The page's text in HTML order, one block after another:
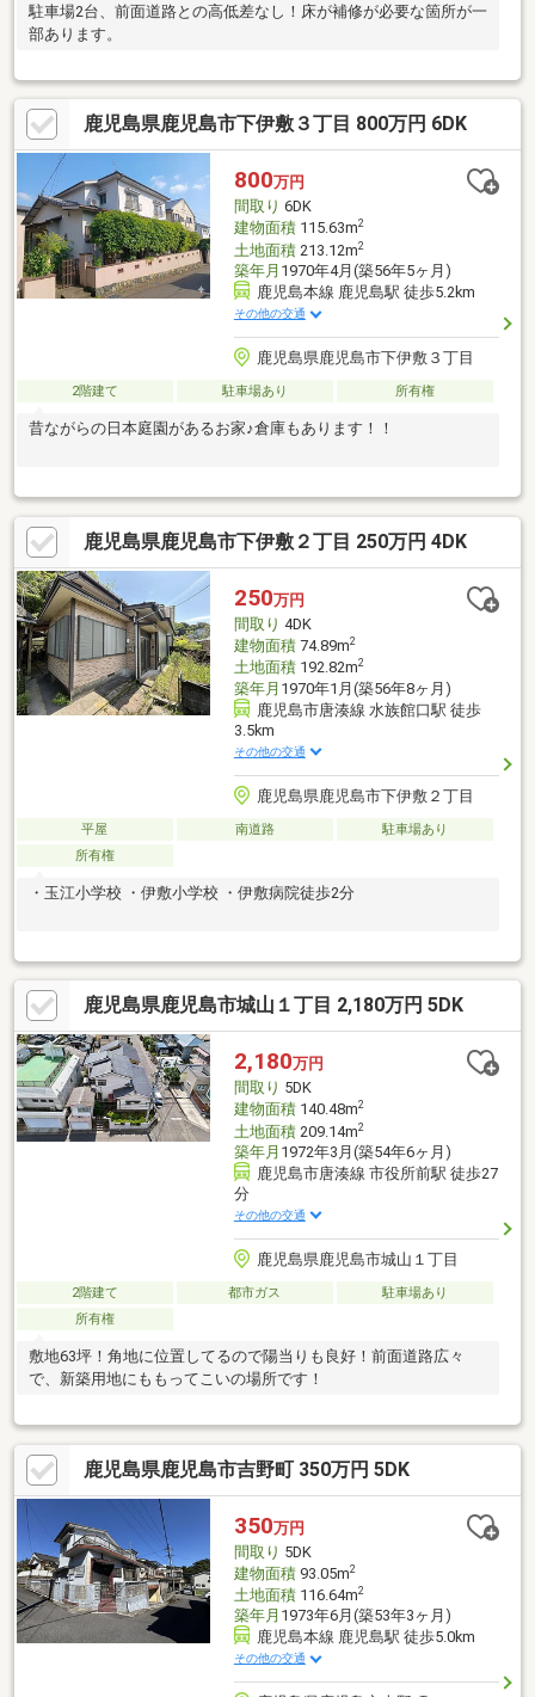
駐車場2台、前面道路との高低差なし！床が補修が必要な箇所が一
部あります。
鹿児島県鹿児島市下伊敷３丁目 800万円 6DK
800万円
間取り 6DK
建物面積115.63m2
土地面積213.12m2
築年月 1970年4月(築56年5ヶ月)
鹿児島本線 鹿児島駅 徒歩5.2km
その他の交通
鹿児島県鹿児島市下伊敷３丁目
2階建て 駐車場あり 所有権
昔ながらの日本庭園があるお家♪倉庫もあります！！
鹿児島県鹿児島市下伊敷２丁目 250万円 4DK
250万円
間取り 4DK
建物面積74.89m2
土地面積192.82m2
築年月 1970年1月(築56年8ヶ月)
鹿児島市唐湊線 水族館口駅 徒歩
3.5km
その他の交通
鹿児島県鹿児島市下伊敷２丁目
平屋 南道路
駐車場あり
所有権
・玉江小学校 ・伊敷小学校 ・伊敷病院徒歩2分
鹿児島県鹿児島市城山１丁目 2,180万円 5DK
2,180万円
間取り 5DK
建物面積140.48m2
土地面積209.14m2
築年月 1972年3月(築54年6ヶ月)
鹿児島市唐湊線 市役所前駅 徒歩27
分
その他の交通
鹿児島県鹿児島市城山１丁目
2階建て 都市ガス
駐車場あり
所有権
敷地63坪！角地に位置してるので陽当りも良好！前面道路広々
で、新築用地にももってこいの場所です！
鹿児島県鹿児島市吉野町 350万円 5DK
350万円
間取り 5DK
建物面積93.05m2
土地面積116.64m2
築年月 1973年6月(築53年3ヶ月)
鹿児島本線 鹿児島駅 徒歩5.0km
その他の交通